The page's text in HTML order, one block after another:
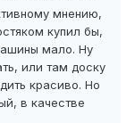
мнению,
купил бы,
мало. Ну
или там доску
красиво. Но
в качестве